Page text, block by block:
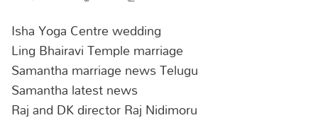
Isha Yoga Centre wedding
Ling Bhairavi Temple marriage
Samantha marriage news Telugu
Samantha latest news
Raj and DK director Raj Nidimoru